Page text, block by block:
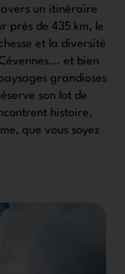
un itinéraire
près de 435 km, le
et la diversité
et bien
grandioses
son lot de
histoire,
que vous soyez